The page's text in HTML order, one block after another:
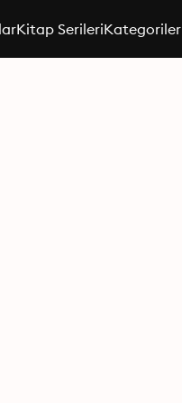
Kitap SerileriKategoriler